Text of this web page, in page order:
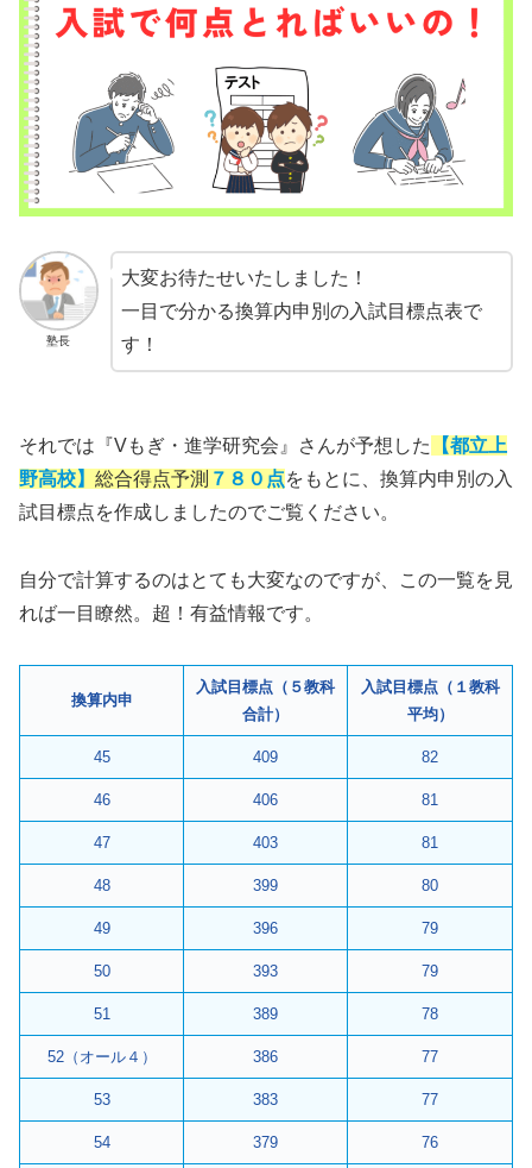
塾長
大変お待たせいたしました！
一目で分かる換算内申別の入試目標点表で
す！
それでは『Vもぎ・進学研究会』さんが予想した
【都立上
野高校】 総合得点予測 ７８０点をもとに、換算内申別の入
試目標点を作成しましたのでご覧ください。
自分で計算するのはとても大変なのですが、この一覧を見
れば一目瞭然。超！有益情報です。
換算内申
入試目標点（５教科
合計）
入試目標点（１教科
平均）
45 409 82
46 406 81
47 403 81
48 399 80
49 396 79
50 393 79
51 389 78
52（オール４） 386 77
53 383 77
54 379 76